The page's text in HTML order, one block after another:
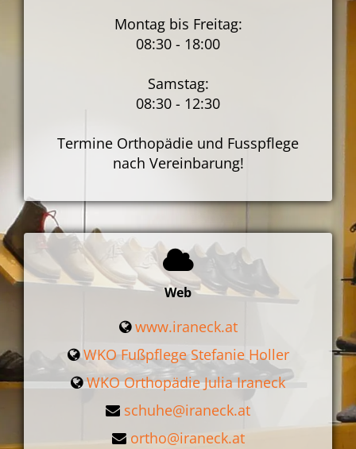
Montag bis Freitag:
08:30 - 18:00
Samstag:
08:30 - 12:30
Termine Orthopädie und Fusspflege
nach Vereinbarung!
Web
www.iraneck.at
WKO Fußpflege Stefanie Holler
WKO Orthopädie Julia Iraneck
schuhe@iraneck.at
ortho@iraneck.at